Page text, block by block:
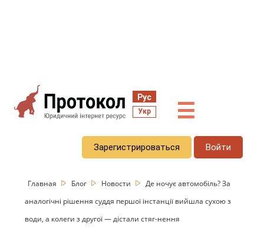
Рус
Укр ☰
Зарегистрироваться Войти
Главная Блог Новости
Де ночує автомобіль? За
аналогічні рішення суддя першої інстанції вийшла сухою з
води, а колеги з другої — дістали стяг-нення